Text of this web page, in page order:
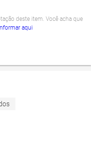
deste item. Você acha que
Informar aqui